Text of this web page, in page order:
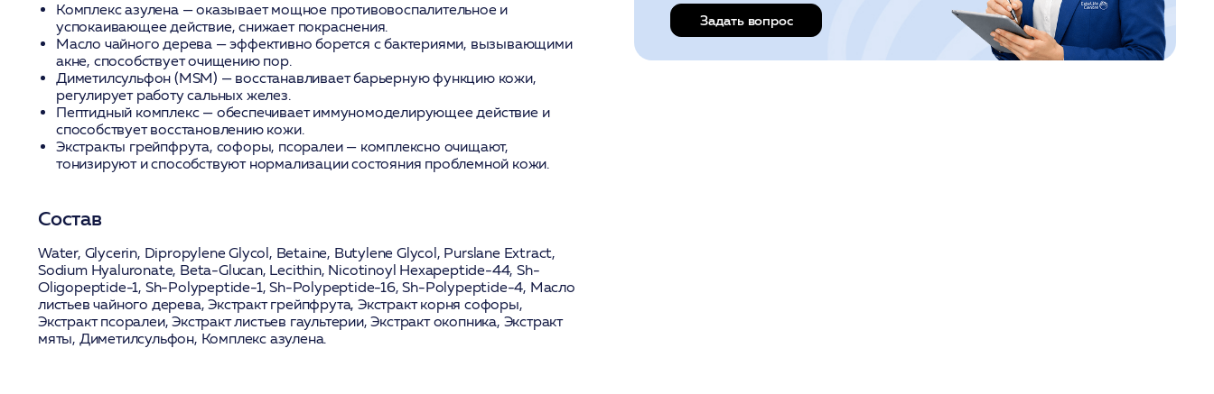
Комплекс азулена— оказывает мощное противовоспалительное и
успокаивающее действие, снижает покраснения.
Масло чайного дерева — эффективно борется с бактериями, вызывающими
акне, способствует очищению пор.
Диметилсульфон (MSM) — восстанавливает барьерную функцию кожи,
регулирует работу сальных желез.
Пептидный комплекс— обеспечивает иммуномоделирующее действие и
способствует восстановлению кожи.
Экстракты грейпфрута, софоры, псоралеи— комплексно очищают,
тонизируют и способствуют нормализации состояния проблемной кожи.
Состав
Water, Glycerin, Dipropylene Glycol, Betaine, Butylene Glycol, Purslane Extract,
Sodium Hyaluronate, Beta-Glucan, Lecithin, Nicotinoyl Hexapeptide-44, Sh-
Oligopeptide-1, Sh-Polypeptide-1, Sh-Polypeptide-16, Sh-Polypeptide-4, Масло
листьев чайного дерева,Экстракт грейпфрута,Экстракт корня софоры,
Экстракт псоралеи,Экстракт листьев гаультерии,Экстракт окопника, Экстракт
мяты, Диметилсульфон, Комплекс азулена.
Задать вопрос